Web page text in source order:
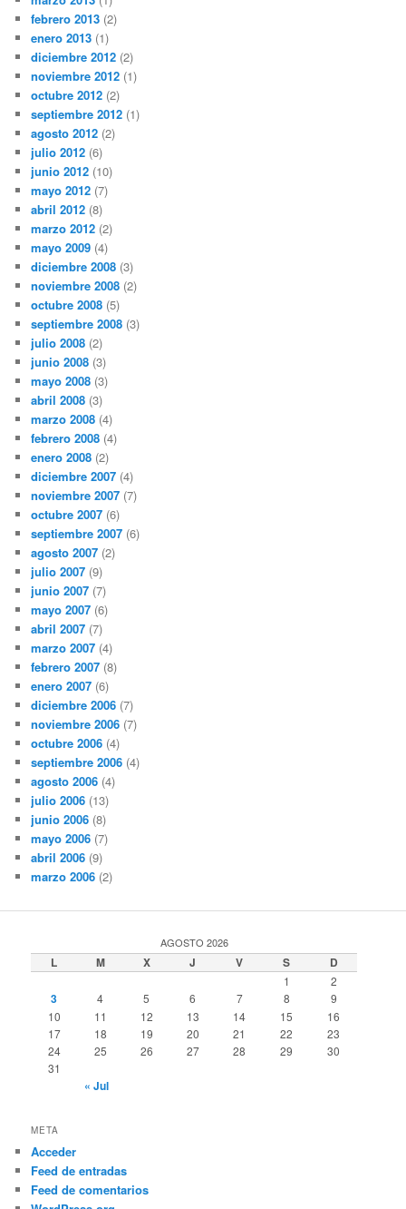
febrero 2013 (2)
enero 2013 (1)
diciembre 2012 (2)
noviembre 2012 (1)
octubre 2012 (2)
septiembre 2012 (1)
agosto 2012 (2)
julio 2012 (6)
junio 2012 (10)
mayo 2012 (7)
abril 2012 (8)
marzo 2012 (2)
mayo 2009 (4)
diciembre 2008 (3)
noviembre 2008 (2)
octubre 2008 (5)
septiembre 2008 (3)
julio 2008 (2)
junio 2008 (3)
mayo 2008 (3)
abril 2008 (3)
marzo 2008 (4)
febrero 2008 (4)
enero 2008 (2)
diciembre 2007 (4)
noviembre 2007 (7)
octubre 2007 (6)
septiembre 2007 (6)
agosto 2007 (2)
julio 2007 (9)
junio 2007 (7)
mayo 2007 (6)
abril 2007 (7)
marzo 2007 (4)
febrero 2007 (8)
enero 2007 (6)
diciembre 2006 (7)
noviembre 2006 (7)
octubre 2006 (4)
septiembre 2006 (4)
agosto 2006 (4)
julio 2006 (13)
junio 2006 (8)
mayo 2006 (7)
abril 2006 (9)
marzo 2006 (2)
AGOSTO 2026
L M X J V S D
1 2
3 4 5 6 7 8
9
10
11 12 13 14 15
16
17
18 19 20 21 22
23
24
25 26 27 28 29
30
31
« Jul
META
Acceder
Feed de entradas
Feed de comentarios